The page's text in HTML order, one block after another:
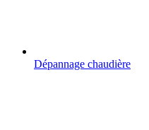
Dépannage chaudière